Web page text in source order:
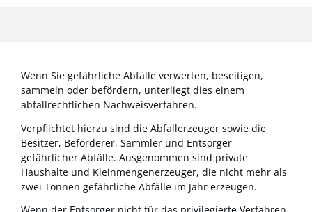
Wenn Sie gefährliche Abfälle verwerten, beseitigen,
sammeln oder befördern, unterliegt dies einem
abfallrechtlichen Nachweisverfahren.
Verpflichtet hierzu sind die Abfallerzeuger sowie die
Besitzer, Beförderer, Sammler und Entsorger
gefährlicher Abfälle. Ausgenommen sind private
Haushalte und Kleinmengenerzeuger, die nicht mehr als
zwei Tonnen gefährliche Abfälle im Jahr erzeugen.